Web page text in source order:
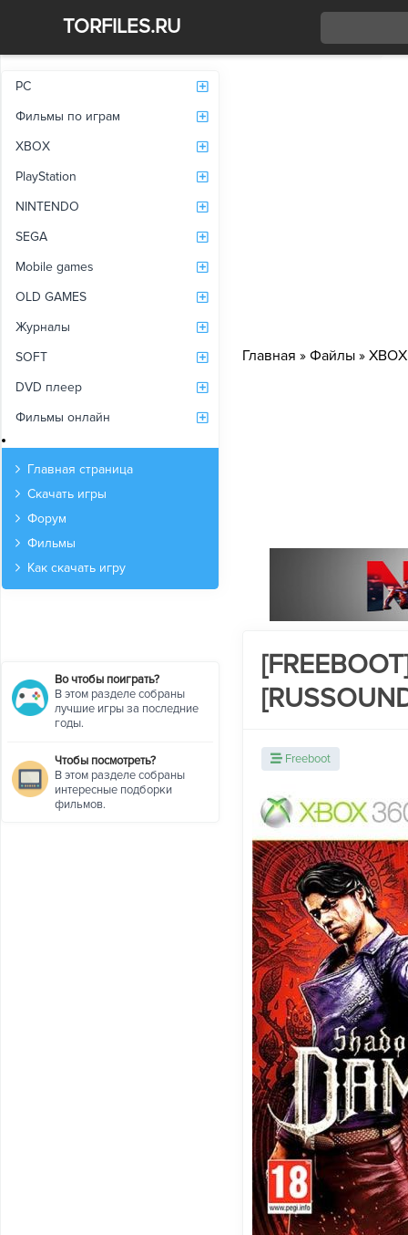
TORFILES.RU
PC
Фильмы по играм
XBOX
PlayStation
NINTENDO
SEGA
Mobile games
OLD GAMES
Журналы
SOFT
DVD плеер
Фильмы онлайн
Главная страница
Скачать игры
Форум
Фильмы
Как скачать игру
Во чтобы поиграть?
В этом разделе собраны
лучшие игры за последние
годы.
Чтобы посмотреть?
В этом разделе собраны
интересные подборки
фильмов.
Главная » Файлы » XBOX
Freeboot